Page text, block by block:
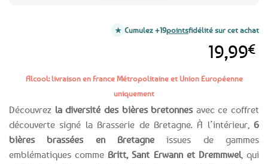
Alcool: livraison en France Métropolitaine et Union Européenne
uniquement
Découvrez la diversité des bières bretonnesavec ce coffret
découverte signé la Brasserie de Bretagne. À l’intérieur, 6
bières brassées en Bretagne issues de gammes
emblématiques comme Britt, Sant Erwann et Dremmwel, qui
19,99€
Cumulez +19pointsfidélité sur cet achat